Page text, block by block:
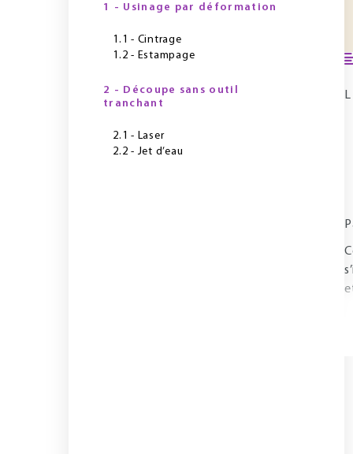
1 - Usinage par déformation
1.1 - Cintrage
1.2 - Estampage
2 - Découpe sans outil
tranchant
2.1 - Laser
2.2 - Jet d’eau